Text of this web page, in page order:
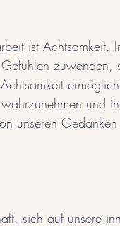
ist Achtsamkeit.
zuwenden,
und
unseren
sich auf unsere